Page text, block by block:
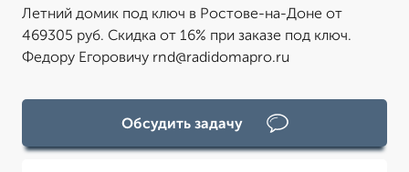
Летний домик под ключ в Ростове-на-Доне от
469305 руб. Скидка от 16% при заказе под ключ.
Федору Егоровичу rnd@radidomapro.ru
Обсудить задачу